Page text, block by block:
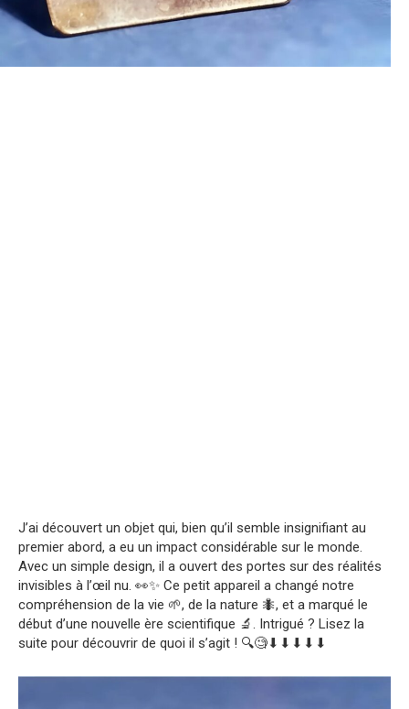
J’ai découvert un objet qui, bien qu’il semble insignifiant au
premier abord, a eu un impact considérable sur le monde.
Avec un simple design, il a ouvert des portes sur des réalités
invisibles à l’œil nu. 👀✨ Ce petit appareil a changé notre
compréhension de la vie 🌱, de la nature 🐜, et a marqué le
début d’une nouvelle ère scientifique 🔬. Intrigué ? Lisez la
suite pour découvrir de quoi il s’agit ! 🔍🧐⬇⬇⬇⬇⬇